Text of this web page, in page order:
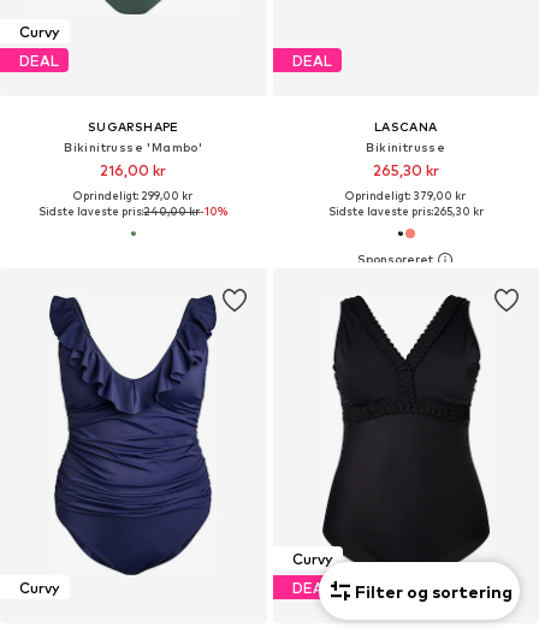
Curvy
DEAL
SUGARSHAPE
Bikinitrusse 'Mambo'
216,00 kr
Oprindeligt: 299,00 kr
Sidste laveste pris:240,00 kr-10%
DEAL
LASCANA
Bikinitrusse
265,30 kr
Oprindeligt: 379,00 kr
Sidste laveste pris:265,30 kr
Curvy
Curvy
DEAL
Filter og sortering